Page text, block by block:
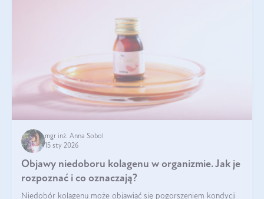
mgr inż. Anna Sobol
15 sty 2026
Objawy niedoboru kolagenu w organizmie. Jak je
rozpoznać i co oznaczają?
Niedobór kolagenu może objawiać się pogorszeniem kondycji